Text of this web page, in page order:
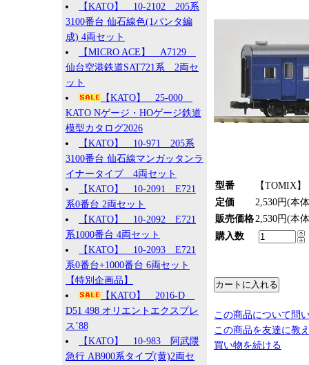
【KATO】 10-2102 205系
3100番台 仙石線色(1パンタ編
成) 4両セット
【MICRO ACE】 A7129
仙台空港鉄道SAT721系 2両セ
ット
【KATO】 25-000
KATO Nゲージ・HOゲージ鉄道
模型カタログ2026
【KATO】 10-971 205系
3100番台 仙石線マンガッタンラ
イナータイプ 4両セット
【KATO】 10-2091 E721
系0番台 2両セット
【KATO】 10-2092 E721
系1000番台 4両セット
【KATO】 10-2093 E721
系0番台+1000番台 6両セット
【特別企画品】
【KATO】 2016-D
D51 498 オリエントエクスプレ
ス’88
【KATO】 10-983 阿武隈
急行 AB900系タイプ(黄)2両セ
型番
【TOMIX
定価
2,530円(本
販売価格2,530円(本
購入数
この商品について問
この商品を友達に教
買い物を続ける